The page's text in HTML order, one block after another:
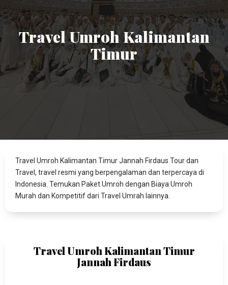
Travel Umroh Kalimantan
Timur
Travel Umroh Kalimantan Timur Jannah Firdaus Tour dan
Travel, travel resmi yang berpengalaman dan terpercaya di
Indonesia. Temukan Paket Umroh dengan Biaya Umroh
Murah dan Kompetitif dari Travel Umrah lainnya.
Travel Umroh Kalimantan Timur
Jannah Firdaus